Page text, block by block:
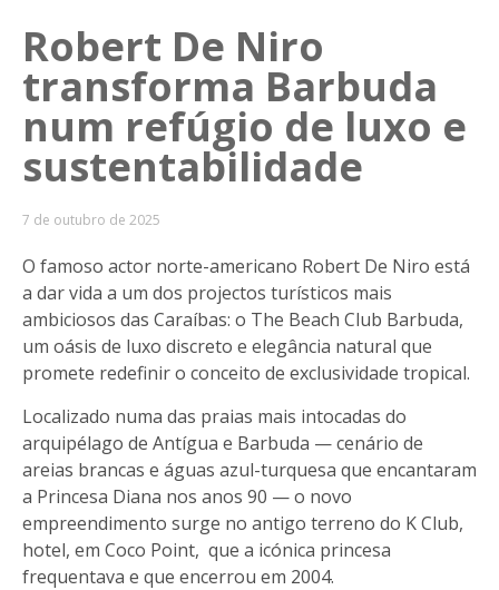
Robert De Niro
transforma Barbuda
num refúgio de luxo e
sustentabilidade
7 de outubro de 2025
O famoso actor norte-americano Robert De Niro está
a dar vida a um dos projectos turísticos mais
ambiciosos das Caraíbas: o The Beach Club Barbuda,
um oásis de luxo discreto e elegância natural que
promete redefinir o conceito de exclusividade tropical.
Localizado numa das praias mais intocadas do
arquipélago de Antígua e Barbuda — cenário de
areias brancas e águas azul-turquesa que encantaram
a Princesa Diana nos anos 90 — o novo
empreendimento surge no antigo terreno do K Club,
hotel, em Coco Point, que a icónica princesa
frequentava e que encerrou em 2004.